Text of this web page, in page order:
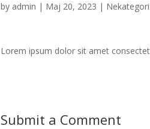
by admin | Maj 20, 2023 |
Lorem ipsum dolor sit amet
Submit a Comment